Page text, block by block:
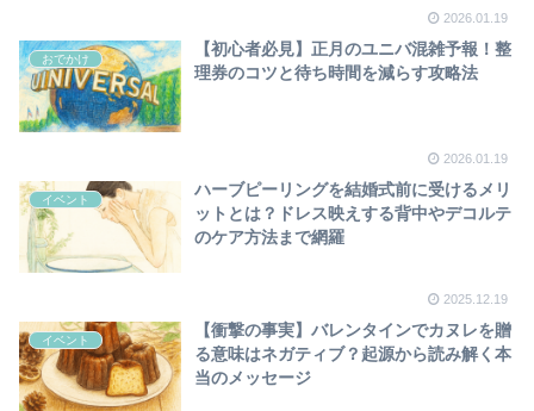
2026.01.19
おでかけ
【初心者必見】正月のユニバ混雑予報！整
理券のコツと待ち時間を減らす攻略法
2026.01.19
イベント
ハーブピーリングを結婚式前に受けるメリ
ットとは？ドレス映えする背中やデコルテ
のケア方法まで網羅
2025.12.19
イベント
【衝撃の事実】バレンタインでカヌレを贈
る意味はネガティブ？起源から読み解く本
当のメッセージ